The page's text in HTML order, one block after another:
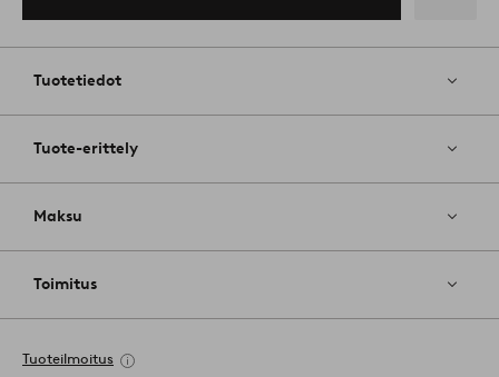
Tuotetiedot
Tuote-erittely
Maksu
Toimitus
Tuoteilmoitus